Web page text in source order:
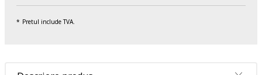
Pretul include TVA.